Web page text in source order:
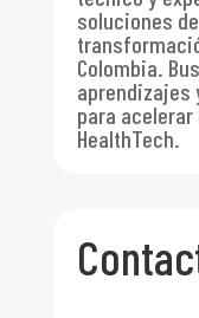
soluciones
Colombia.
aprendizajes
para
HealthTech.